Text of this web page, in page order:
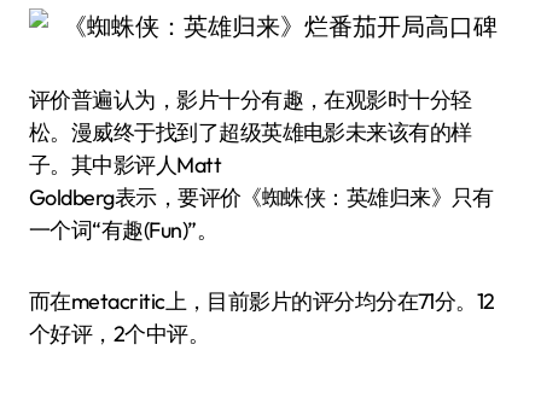
评价普遍认为，影片十分有趣，在观影时十分轻
松。漫威终于找到了超级英雄电影未来该有的样
子。其中影评人Matt
Goldberg表示，要评价《蜘蛛侠：英雄归来》只有
一个词“有趣(Fun)”。
而在metacritic上，目前影片的评分均分在71分。12
个好评，2个中评。